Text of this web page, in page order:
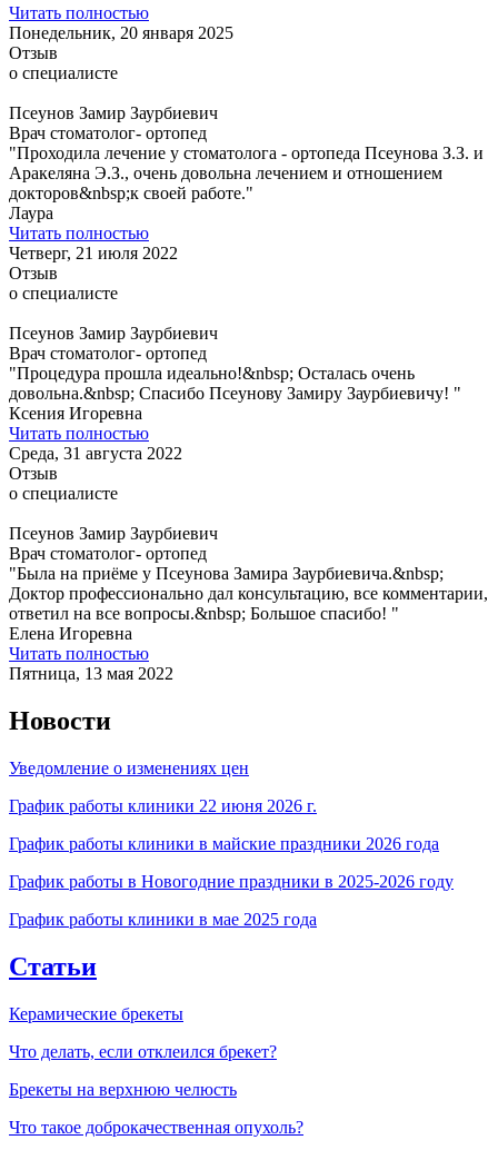
Читать полностью
Понедельник, 20 января 2025
Отзыв
о специалисте
Псеунов Замир Заурбиевич
Врач стоматолог- ортопед
"Проходила лечение у стоматолога - ортопеда Псеунова З.З. и
Аракеляна Э.З., очень довольна лечением и отношением
докторов&nbsp;к своей работе."
Лаура
Читать полностью
Четверг, 21 июля 2022
Отзыв
о специалисте
Псеунов Замир Заурбиевич
Врач стоматолог- ортопед
"Процедура прошла идеально!&nbsp; Осталась очень
довольна.&nbsp; Спасибо Псеунову Замиру Заурбиевичу! "
Ксения Игоревна
Читать полностью
Среда, 31 августа 2022
Отзыв
о специалисте
Псеунов Замир Заурбиевич
Врач стоматолог- ортопед
"Была на приёме у Псеунова Замира Заурбиевича.&nbsp;
Доктор профессионально дал консультацию, все комментарии,
ответил на все вопросы.&nbsp; Большое спасибо! "
Елена Игоревна
Читать полностью
Пятница, 13 мая 2022
Новости
Уведомление о изменениях цен
График работы клиники 22 июня 2026 г.
График работы клиники в майские праздники 2026 года
График работы в Новогодние праздники в 2025-2026 году
График работы клиники в мае 2025 года
Статьи
Керамические брекеты
Что делать, если отклеился брекет?
Брекеты на верхнюю челюсть
Что такое доброкачественная опухоль?